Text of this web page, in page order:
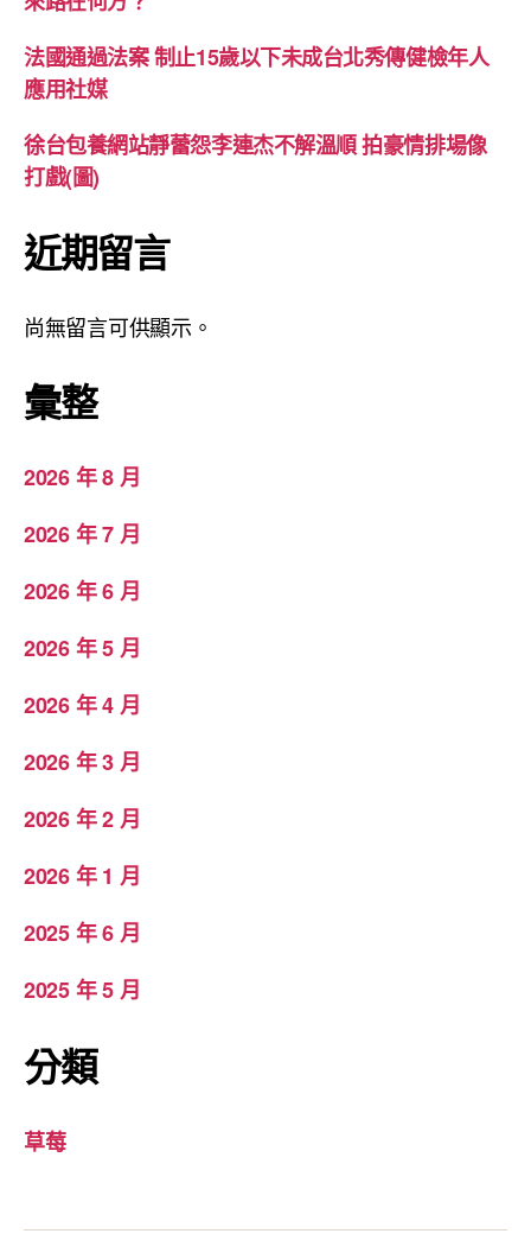
法國通過法案 制止15歲以下未成台北秀傳健檢年人
應用社媒
徐台包養網站靜蕾怨李連杰不解溫順 拍豪情排場像
打戲(圖)
近期留言
尚無留言可供顯示。
彙整
2026 年 8 月
2026 年 7 月
2026 年 6 月
2026 年 5 月
2026 年 4 月
2026 年 3 月
2026 年 2 月
2026 年 1 月
2025 年 6 月
2025 年 5 月
分類
草莓